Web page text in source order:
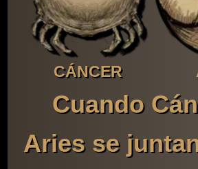
CÁNCER
Cuando
Aries se